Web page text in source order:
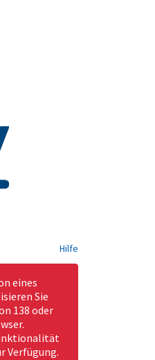
Hilfe
eines
Sie
138 oder
Verfügung.